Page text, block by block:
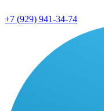
+7 (929) 941-34-74